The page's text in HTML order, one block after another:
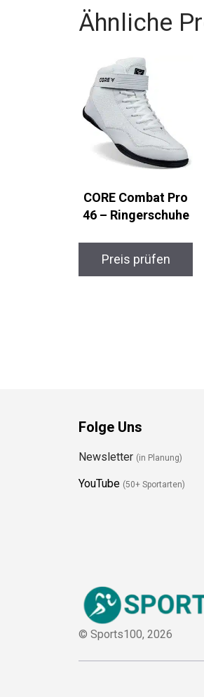
Ähnliche
CORE Combat Pro
46 – Ringerschuhe
Preis prüfen
Folge Uns
Newsletter(in Planung)
YouTube (50+ Sportarten)
© Sports100, 2026